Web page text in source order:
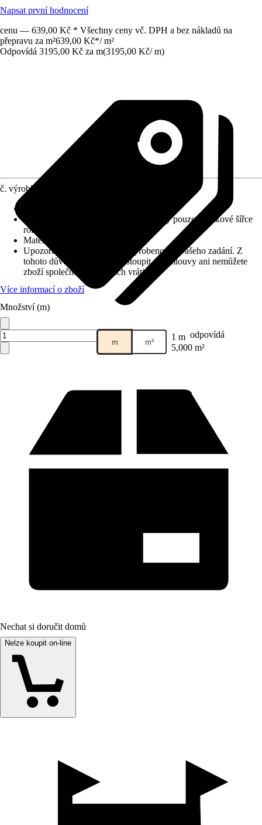
Napsat první hodnocení
cenu — 639,00 Kč * Všechny ceny vč. DPH a bez nákladů na
přepravu za m²639,00 Kč*/ m²
Odpovídá 3195,00 Kč za m(3195,00 Kč/ m)
Prodej přes: HORNBACH
č. výrobku
Odběr možný pouze v celkové šířce
role!
Materiál
Upozornění: toto zboží bylo vyrobeno dle vašeho zadání. Z
tohoto důvodu nemůžete odstoupit od smlouvy ani nemůžete
zboží společnosti Hornbach vrátit.
Více informací o zboží
Množství (m)
m m² 1 m odpovídá
5,000 m²
Nechat si doručit domů
Nelze koupit on-line